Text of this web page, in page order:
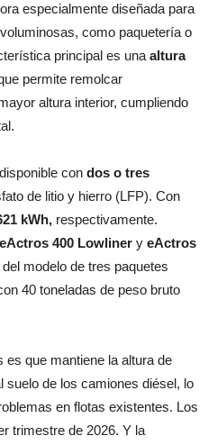
especialmente diseñada para
como paquetería o
principal es una altura
permite remolcar
altura interior, cumpliendo
con dos o tres
de litio y hierro (LFP). Con
kWh, respectivamente.
eActros 400 Lowliner y eActros
modelo de tres paquetes
40 toneladas de peso bruto
que mantiene la altura de
suelo de los camiones diésel, lo
en flotas existentes. Los
trimestre de 2026. Y la